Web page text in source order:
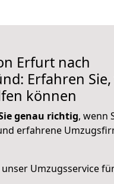
Erfurt nach
Erfahren
können
genau richtig, wenn
erfahrene
unser Umzugsservice